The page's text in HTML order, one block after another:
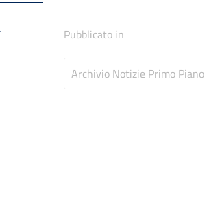
Pubblicato in
Archivio Notizie Primo Piano